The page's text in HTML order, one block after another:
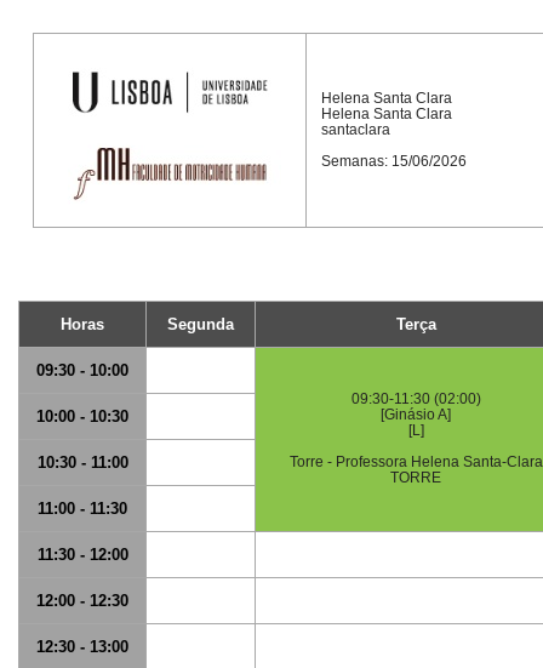
Helena Santa Clara
Helena Santa Clara
santaclara
Semanas: 15/06/2026
Horas Segunda Terça
09:30 - 10:00
09:30-11:30 (02:00)
[Ginásio A]
[L]
Torre - Professora Helena Santa-Clara
TORRE
10:00 - 10:30
10:30 - 11:00
11:00 - 11:30
11:30 - 12:00
12:00 - 12:30
12:30 - 13:00